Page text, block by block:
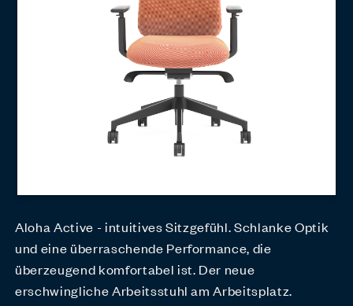
Aloha Active - intuitives Sitzgefühl. Schlanke Optik
und eine überraschende Performance, die
überzeugend komfortabel ist. Der neue
erschwingliche Arbeitsstuhl am Arbeitsplatz.